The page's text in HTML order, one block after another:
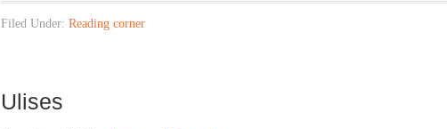
Filed Under: Reading corner
Ulises